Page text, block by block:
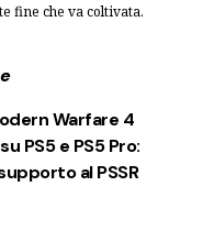
fine che va coltivata.
Warfare 4
PS5 e PS5 Pro:
al PSSR